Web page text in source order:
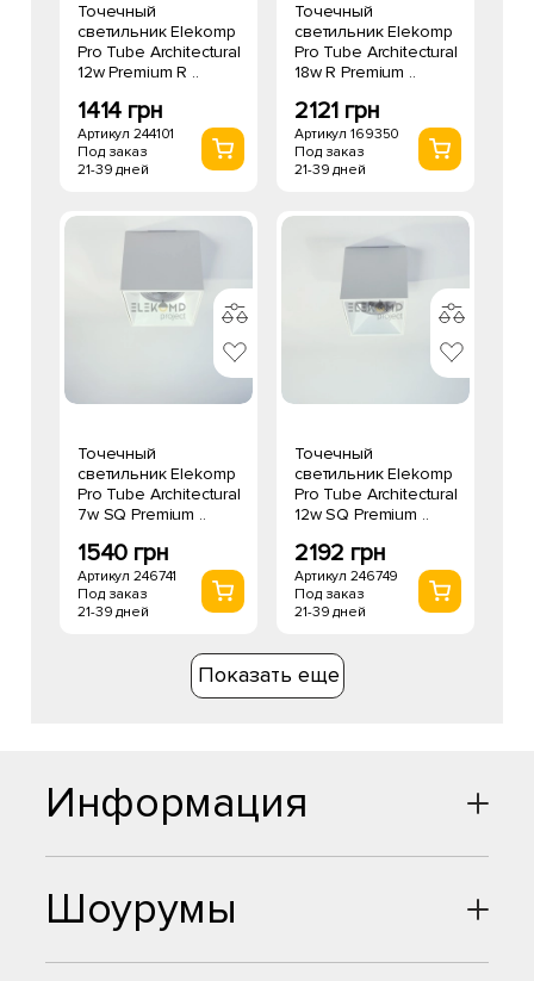
Точечный
светильник Elekomp
Pro Tube Architectural
12w Premium R ..
1414 грн
Артикул 244101
Под заказ
21-39 дней
Точечный
светильник Elekomp
Pro Tube Architectural
18w R Premium ..
2121 грн
Артикул 169350
Под заказ
21-39 дней
Точечный
светильник Elekomp
Pro Tube Architectural
7w SQ Premium ..
1540 грн
Артикул 246741
Под заказ
21-39 дней
Точечный
светильник Elekomp
Pro Tube Architectural
12w SQ Premium ..
2192 грн
Артикул 246749
Под заказ
21-39 дней
Показать еще
Шоурумы
Информация